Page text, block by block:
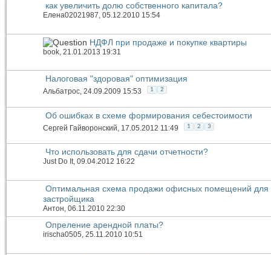
как увеличить долю собственного капитала?
Елена02021987, 05.12.2010 15:54
НДФЛ при продаже и покупке квартиры
book, 21.01.2013 19:31
Налоговая "здоровая" оптимизация
Альбатрос, 24.09.2009 15:53 1 2
Об ошибках в схеме формирования себестоимости
Сергей Гайворонский , 17.05.2012 11:49 1 2 3
Что использовать для сдачи отчетности?
Just Do It, 09.04.2012 16:22
Оптимальная схема продажи офисных помещений для
застройщика
Антон , 06.11.2010 22:30
Опреление арендной платы?
irischa0505, 25.11.2010 10:51